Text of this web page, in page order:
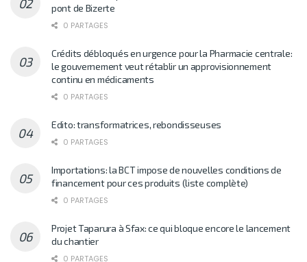
pont de Bizerte
0 PARTAGES
Crédits débloqués en urgence pour la Pharmacie centrale:
le gouvernement veut rétablir un approvisionnement
continu en médicaments
0 PARTAGES
Edito: transformatrices, rebondisseuses
0 PARTAGES
Importations: la BCT impose de nouvelles conditions de
financement pour ces produits (liste complète)
0 PARTAGES
Projet Taparura à Sfax: ce qui bloque encore le lancement
du chantier
0 PARTAGES